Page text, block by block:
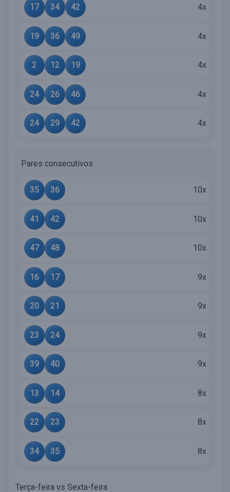
17 34 42 4x
19 36 49 4x
2 12 19 4x
24 26 46 4x
24 29 42 4x
Pares consecutivos
35 36 10x
41 42 10x
47 48 10x
16 17 9x
20 21 9x
23 24 9x
39 40 9x
13 14 8x
22 23 8x
34 35 8x
Terça-feira vs Sexta-feira